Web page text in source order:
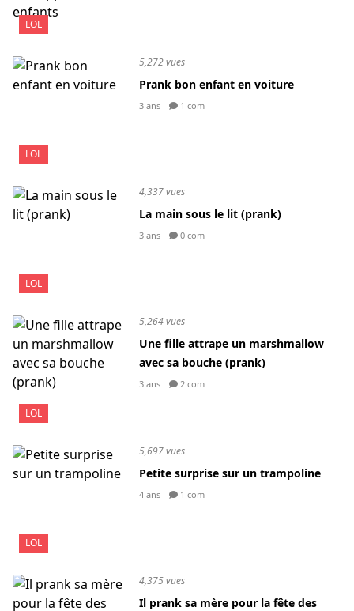
LOL
LOL
5,272 vues
Prank bon enfant en voiture
3 ans 1 com
LOL
4,337 vues
La main sous le lit (prank)
3 ans 0 com
LOL
5,264 vues
Une fille attrape un marshmallow
avec sa bouche (prank)
3 ans 2 com
LOL
5,697 vues
Petite surprise sur un trampoline
4 ans 1 com
4,375 vues
Il prank sa mère pour la fête des